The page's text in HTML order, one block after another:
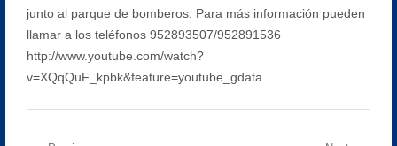
junto al parque de bomberos. Para más información pueden
llamar a los teléfonos 952893507/952891536
http://www.youtube.com/watch?
v=XQqQuF_kpbk&feature=youtube_gdata